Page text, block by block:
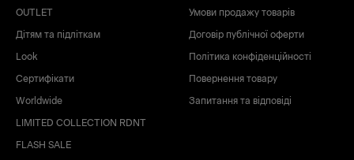
OUTLET
Дітям та підліткам
Look
Сертифікати
Worldwide
LIMITED COLLECTION RDNT
FLASH SALE
Умови продажу товарів
Договір публічної оферти
Політика конфіденційності
Повернення товару
Запитання та відповіді